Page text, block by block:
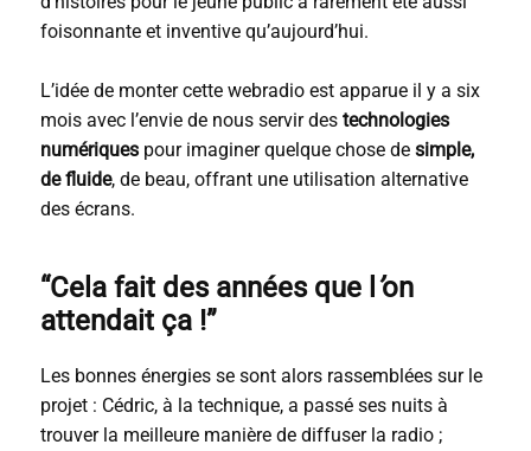
foisonnante et inventive qu’aujourd’hui.
L’idée de monter cette webradio est apparue il y a six
mois avec l’envie de nous servir destechnologies
numériquespour imaginer quelque chose de simple,
de fluide, de beau, offrant une utilisation alternative
des écrans.
“Cela fait des années que l ’on
attendait ça !”
Les bonnes énergies se sont alors rassemblées sur le
projet : Cédric, à la technique, a passé ses nuits à
trouver la meilleure manière de diffuser la radio ;